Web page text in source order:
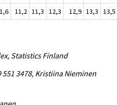
11,2 11,3 12,3 12,9 13,3 13,5
Statistics Finland
3478, Kristiina Nieminen